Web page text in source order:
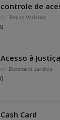
de
Temas Variados
0
à Justiça
Dicionário Jurídico
0
Card